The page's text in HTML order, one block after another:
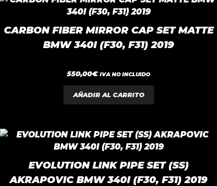
CARBON FIBER MIRROR CAP SET MATTE
BMW 340I (F30, F31) 2019
0
d
e
5
550,00€ IVA NO INCLUIDO
AÑADIR AL CARRITO
EVOLUTION LINK PIPE SET (SS)
AKRAPOVIC BMW 340I (F30, F31) 2019